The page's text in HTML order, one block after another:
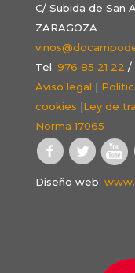
C/ Subida de San
ZARAGOZA
Tel. 976 85 21 22 /
Aviso legal |
cookies |Ley de
Norma 17065
Diseño web: